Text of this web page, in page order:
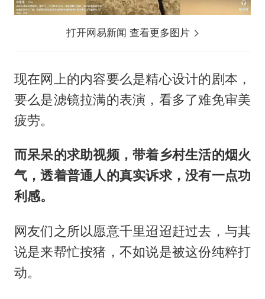
打开网易新闻 查看更多图片
现在网上的内容要么是精心设计的剧本，
要么是滤镜拉满的表演，看多了难免审美
疲劳。
而呆呆的求助视频，带着乡村生活的烟火
气，透着普通人的真实诉求，没有一点功
利感。
网友们之所以愿意千里迢迢赶过去，与其
说是来帮忙按猪，不如说是被这份纯粹打
动。